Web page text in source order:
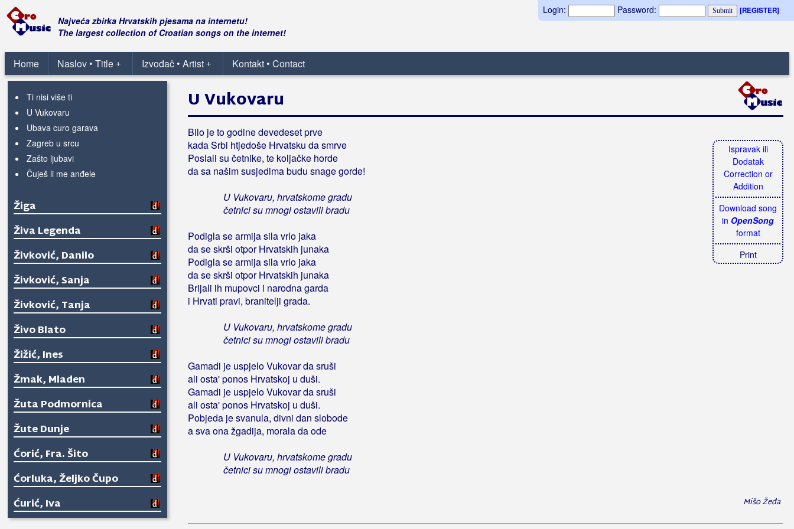
Login: Password: [REGISTER]
Najveća zbirka Hrvatskih pjesama na internetu!
The largest collection of Croatian songs on the internet!
Home +
Naslov • Title +
Izvođač • Artist Kontakt • Contact
Slavonija
Suza za zagorske brege
Svud sam stranac
Tebi majko misli lete
Tebi, majko, misli lete
Ti nisi više ti
U Vukovaru
Ubava curo garava
Zagreb u srcu
Zašto ljubavi
Čuješ li me anđele
Žiga
Živa Legenda
Živković, Danilo
Živković, Sanja
Živković, Tanja
Živo Blato
Žižić, Ines
Žmak, Mladen
Žuta Podmornica
Žute Dunje
Ćorić, Fra. Šito
Ćorluka, Željko Čupo
Ćurić, Iva
Ispravak ili
Dodatak
Correction or
Addition
Download song
in OpenSong
format
Print
U Vukovaru
Bilo je to godine devedeset prve
kada Srbi htjedoše Hrvatsku da smrve
Poslali su četnike, te koljačke horde
da sa našim susjedima budu snage gorde!
U Vukovaru, hrvatskome gradu
četnici su mnogi ostavili bradu
Podigla se armija sila vrlo jaka
da se skrši otpor Hrvatskih junaka
Podigla se armija sila vrlo jaka
da se skrši otpor Hrvatskih junaka
Brijali ih mupovci i narodna garda
i Hrvati pravi, branitelji grada.
U Vukovaru, hrvatskome gradu
četnici su mnogi ostavili bradu
Gamadi je uspjelo Vukovar da sruši
ali osta' ponos Hrvatskoj u duši.
Gamadi je uspjelo Vukovar da sruši
ali osta' ponos Hrvatskoj u duši.
Pobjeda je svanula, divni dan slobode
a sva ona žgadija, morala da ode
U Vukovaru, hrvatskome gradu
četnici su mnogi ostavili bradu
Mišo Žeđa